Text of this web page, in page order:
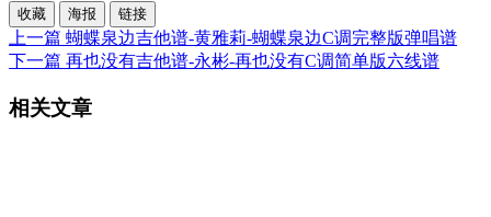
收藏
海报 链接
上一篇 蝴蝶泉边吉他谱-黄雅莉-蝴蝶泉边C调完整版弹唱谱
下一篇 再也没有吉他谱-永彬-再也没有C调简单版六线谱
相关文章